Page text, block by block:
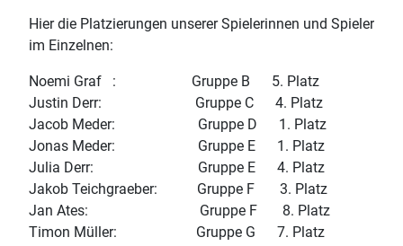
Hier die Platzierungen unserer Spielerinnen und Spieler
im Einzelnen:
Noemi Graf : Gruppe B 5. Platz
Justin Derr: Gruppe C 4. Platz
Jacob Meder: Gruppe D 1. Platz
Jonas Meder: Gruppe E 1. Platz
Julia Derr: Gruppe E 4. Platz
Jakob Teichgraeber: Gruppe F 3. Platz
Jan Ates: Gruppe F 8. Platz
Timon Müller: Gruppe G 7. Platz